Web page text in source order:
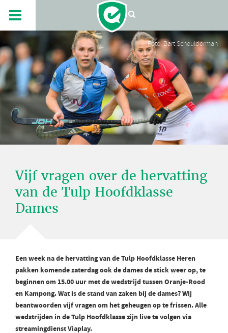
Foto: Bart Scheulderman
Vijf vragen over de hervatting
van de Tulp Hoofdklasse
Dames
Een week na de hervatting van de Tulp Hoofdklasse Heren
pakken komende zaterdag ook de dames de stick weer op, te
beginnen om 15.00 uur met de wedstrijd tussen Oranje-Rood
en Kampong. Wat is de stand van zaken bij de dames? Wij
beantwoorden vijf vragen om het geheugen op te frissen. Alle
wedstrijden in de Tulp Hoofdklasse zijn live te volgen via
streamingdienst Viaplay.